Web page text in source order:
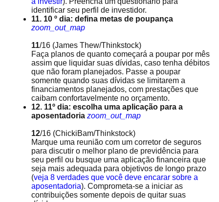
identificar seu perfil de investidor.
11. 10 º dia: defina metas de poupança
zoom_out_map
11/16 (James Thew/Thinkstock)
Faça planos de quanto começará a poupar por mês
assim que liquidar suas dívidas, caso tenha débitos
que não foram planejados. Passe a poupar
somente quando suas dívidas se limitarem a
financiamentos planejados, com prestações que
caibam confortavelmente no orçamento.
12. 11º dia: escolha uma aplicação para a
aposentadoria zoom_out_map
12/16 (ChickiBam/Thinkstock)
Marque uma reunião com um corretor de seguros
para discutir o melhor plano de previdência para
seu perfil ou busque uma aplicação financeira que
seja mais adequada para objetivos de longo prazo
(veja 8 verdades que você deve encarar sobre a
aposentadoria). Comprometa-se a iniciar as
contribuições somente depois de quitar suas